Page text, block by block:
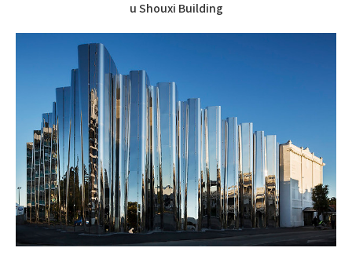
u Shouxi Building